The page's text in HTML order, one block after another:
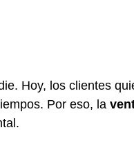
Hoy, los clientes
Por eso, la